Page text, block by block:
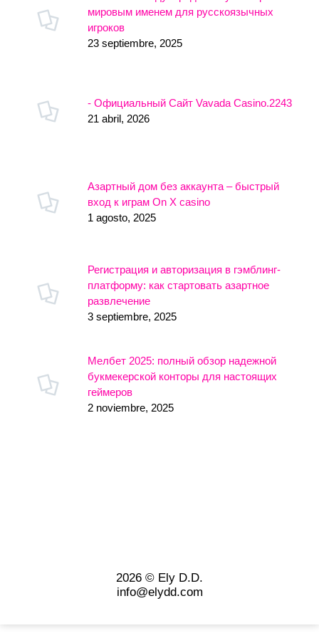
мировым именем для русскоязычных
игроков
23 septiembre, 2025
- Официальный Сайт Vavada Casino.2243
21 abril, 2026
Азартный дом без аккаунта – быстрый
вход к играм On X casino
1 agosto, 2025
Регистрация и авторизация в гэмблинг-
платформу: как стартовать азартное
развлечение
3 septiembre, 2025
Мелбет 2025: полный обзор надежной
букмекерской конторы для настоящих
геймеров
2 noviembre, 2025
2026 © Ely D.D.
info@elydd.com